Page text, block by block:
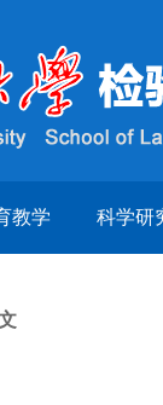
教学 科学研